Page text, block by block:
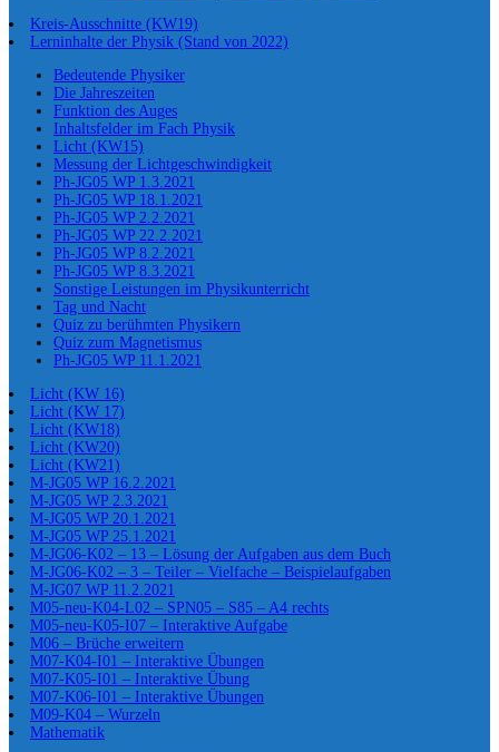
Kreis-Ausschnitte (KW19)
Lerninhalte der Physik (Stand von 2022)
Bedeutende Physiker
Die Jahreszeiten
Funktion des Auges
Inhaltsfelder im Fach Physik
Licht (KW15)
Messung der Lichtgeschwindigkeit
Ph-JG05 WP 1.3.2021
Ph-JG05 WP 18.1.2021
Ph-JG05 WP 2.2.2021
Ph-JG05 WP 22.2.2021
Ph-JG05 WP 8.2.2021
Ph-JG05 WP 8.3.2021
Sonstige Leistungen im Physikunterricht
Tag und Nacht
Quiz zu berühmten Physikern
Quiz zum Magnetismus
Ph-JG05 WP 11.1.2021
Licht (KW 16)
Licht (KW 17)
Licht (KW18)
Licht (KW20)
Licht (KW21)
M-JG05 WP 16.2.2021
M-JG05 WP 2.3.2021
M-JG05 WP 20.1.2021
M-JG05 WP 25.1.2021
M-JG06-K02 – 13 – Lösung der Aufgaben aus dem Buch
M-JG06-K02 – 3 – Teiler – Vielfache – Beispielaufgaben
M-JG07 WP 11.2.2021
M05-neu-K04-L02 – SPN05 – S85 – A4 rechts
M05-neu-K05-I07 – Interaktive Aufgabe
M06 – Brüche erweitern
M07-K04-I01 – Interaktive Übungen
M07-K05-I01 – Interaktive Übung
M07-K06-I01 – Interaktive Übungen
M09-K04 – Wurzeln
Mathematik